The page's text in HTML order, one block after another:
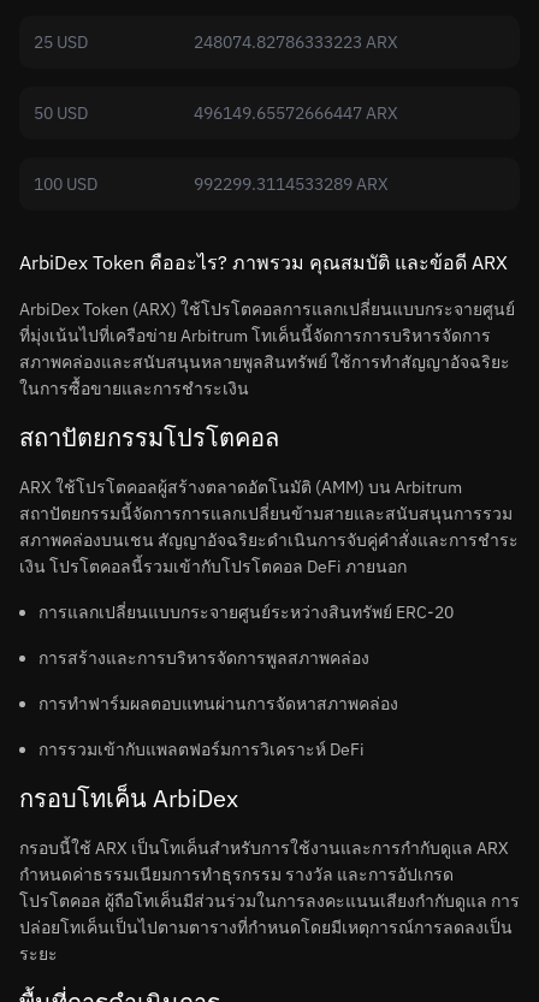
25 USD 248074.82786333223 ARX
50 USD 496149.65572666447 ARX
100 USD 992299.3114533289 ARX
ArbiDex Token คืออะไร? ภาพรวม คุณสมบัติ และข้อดี ARX
ArbiDex Token (ARX) ใช้โปรโตคอลการแลกเปลี่ยนแบบกระจายศูนย์
ที่มุ่งเน้นไปที่เครือข่าย Arbitrum โทเค็นนี้จัดการการบริหารจัดการ
สภาพคล่องและสนับสนุนหลายพูลสินทรัพย์ ใช้การทำสัญญาอัจฉริยะ
ในการซื้อขายและการชำระเงิน
สถาปัตยกรรมโปรโตคอล
ARX ใช้โปรโตคอลผู้สร้างตลาดอัตโนมัติ (AMM) บน Arbitrum
สถาปัตยกรรมนี้จัดการการแลกเปลี่ยนข้ามสายและสนับสนุนการรวม
สภาพคล่องบนเชน สัญญาอัจฉริยะดำเนินการจับคู่คำสั่งและการชำระ
เงิน โปรโตคอลนี้รวมเข้ากับโปรโตคอล DeFi ภายนอก
การแลกเปลี่ยนแบบกระจายศูนย์ระหว่างสินทรัพย์ ERC-20
การสร้างและการบริหารจัดการพูลสภาพคล่อง
การทำฟาร์มผลตอบแทนผ่านการจัดหาสภาพคล่อง
การรวมเข้ากับแพลตฟอร์มการวิเคราะห์ DeFi
กรอบโทเค็น ArbiDex
กรอบนี้ใช้ ARX เป็นโทเค็นสำหรับการใช้งานและการกำกับดูแล ARX
กำหนดค่าธรรมเนียมการทำธุรกรรม รางวัล และการอัปเกรด
โปรโตคอล ผู้ถือโทเค็นมีส่วนร่วมในการลงคะแนนเสียงกำกับดูแล การ
ปล่อยโทเค็นเป็นไปตามตารางที่กำหนดโดยมีเหตุการณ์การลดลงเป็น
ระยะ